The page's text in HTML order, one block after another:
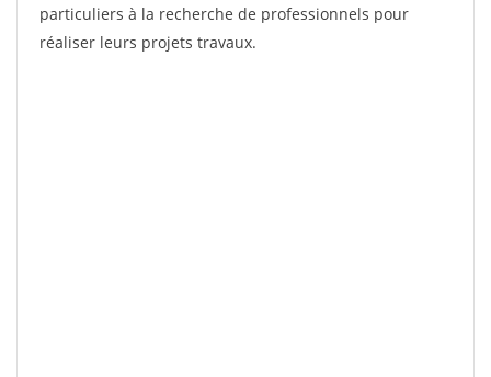
particuliers à la recherche de professionnels pour
réaliser leurs projets travaux.